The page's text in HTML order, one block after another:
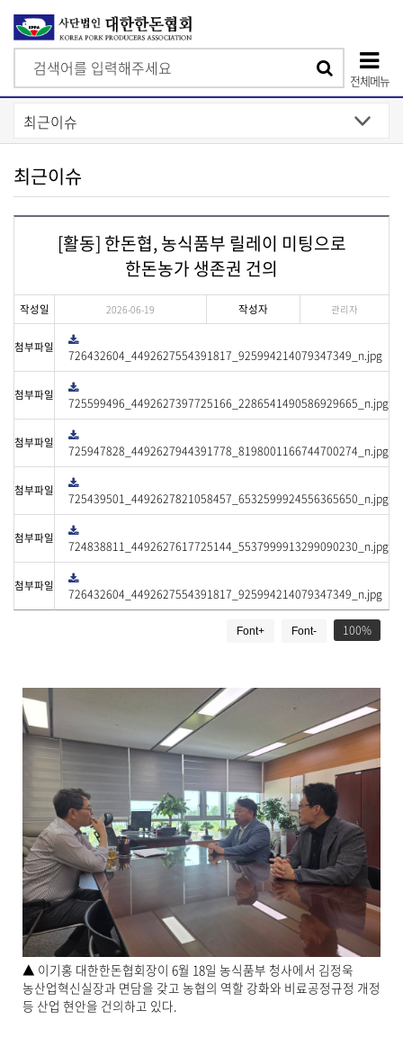
색
전체메뉴
상
단
모
바
일
최근이슈
세
보
기
성
일
작
성
첨
부
[활동] 한돈협, 농식품부 릴레이 미팅으로
한돈농가 생존권 건의
작성일 2026-06-19 작성자 관리자
첨부파일
다
운
로
드
726432604_4492627554391817_925994214079347349_n.jpg
첨부파일
다
운
로
드
725599496_4492627397725166_2286541490586929665_n.jpg
첨부파일
다
운
로
드
725947828_4492627944391778_8198001166744700274_n.jpg
첨부파일
다
운
로
드
725439501_4492627821058457_6532599924556365650_n.jpg
첨부파일
다
운
로
드
724838811_4492627617725144_5537999913299090230_n.jpg
첨부파일
다
운
로
드
726432604_4492627554391817_925994214079347349_n.jpg
100
Font+ Font-
▲ 이기홍 대한한돈협회장이 6월 18일 농식품부 청사에서 김정욱
농산업혁신실장과 면담을 갖고 농협의 역할 강화와 비료공정규정 개정
등 산업 현안을 건의하고 있다.